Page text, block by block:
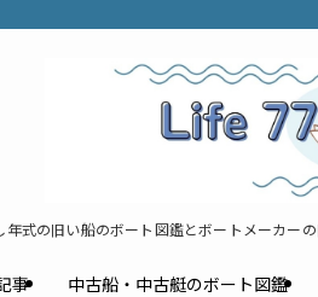
年式の旧い船のボート図鑑とボートメーカー
事 中古船・中古艇のボート図鑑